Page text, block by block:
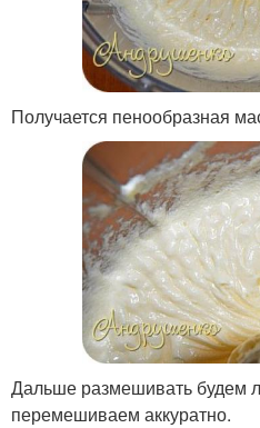
Получается пенообразная
Дальше размешивать будем
перемешиваем аккуратно.